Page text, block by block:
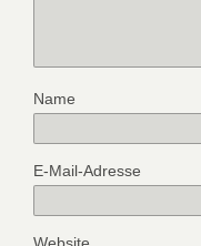
Name
E-Mail-Adresse